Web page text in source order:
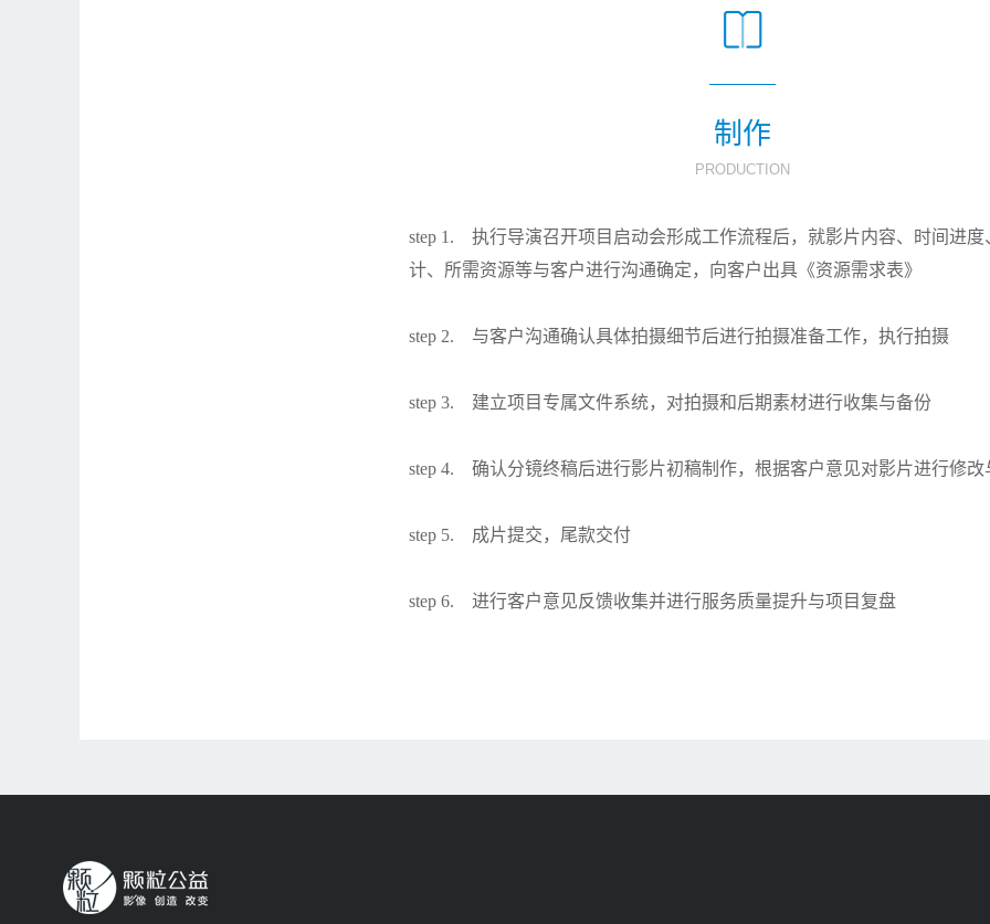
制作
PRODUCTION
step 1. 执行导演召开项目启动会形成工作流程后，就影片内容、时间进度
计、所需资源等与客户进行沟通确定，向客户出具《资源需求表》
step 2. 与客户沟通确认具体拍摄细节后进行拍摄准备工作，执行拍摄
step 3. 建立项目专属文件系统，对拍摄和后期素材进行收集与备份
step 4. 确认分镜终稿后进行影片初稿制作，根据客户意见对影片进行修改
step 5. 成片提交，尾款交付
step 6. 进行客户意见反馈收集并进行服务质量提升与项目复盘